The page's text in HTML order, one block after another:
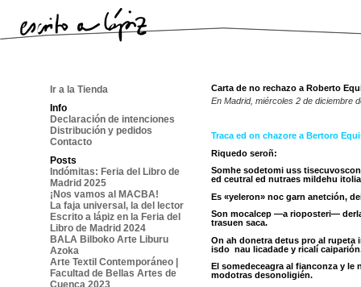
Ir a la Tienda
Info
Declaración de intenciones
Distribución y pedidos
Contacto
Posts
Indómitas: Feria del Libro de
Madrid 2025
¡Nos vamos al MACBA!
La faja universal, la del lector
Escrito a lápiz en la Feria del
Libro de Madrid 2024
BALA Bilboko Arte Liburu
Azoka
Arte Textil Contemporáneo |
Facultad de Bellas Artes de
Cuenca 2023
Carta de no rechazo a Roberto
En Madrid, miércoles 2 de diciembre
Traca ed on chazore a Bertoro
Riquedo seroñ:
Somhe sodetomi uss
ed ceutral ed nutraes mildehu
Es «yeleron» noc garn anetción,
Son mocalcep —a rioposteri—
trasuen saca.
On ah donetra detus pro al rupeta
isdo nau licadade y ricalí
El somedeceagra al fianconza y le
modotras desonoligién.